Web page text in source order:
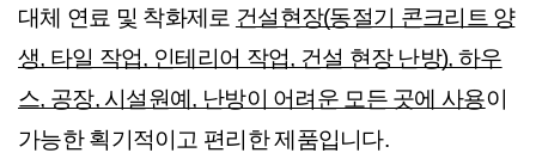
대체 연료 및 착화제로 건설현장(동절기 콘크리트 양
생, 타일 작업, 인테리어 작업, 건설 현장 난방), 하우
스, 공장, 시설원예, 난방이 어려운 모든 곳에 사용이
가능한 획기적이고 편리한 제품입니다.